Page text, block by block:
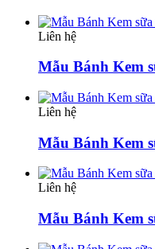
Liên hệ
Mẫu Bánh Kem
Liên hệ
Mẫu Bánh Kem
Liên hệ
Mẫu Bánh Kem